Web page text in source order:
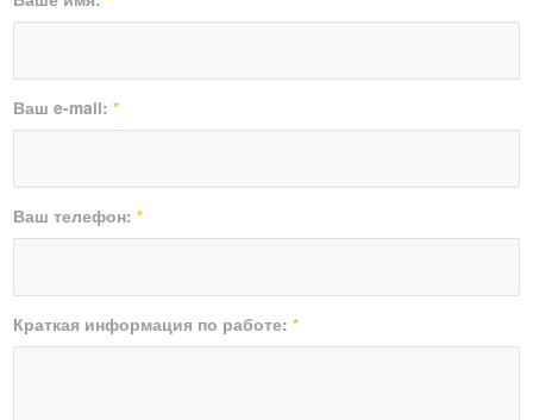
Ваш e-mail:*
Ваш телефон:*
Краткая информация по работе:*